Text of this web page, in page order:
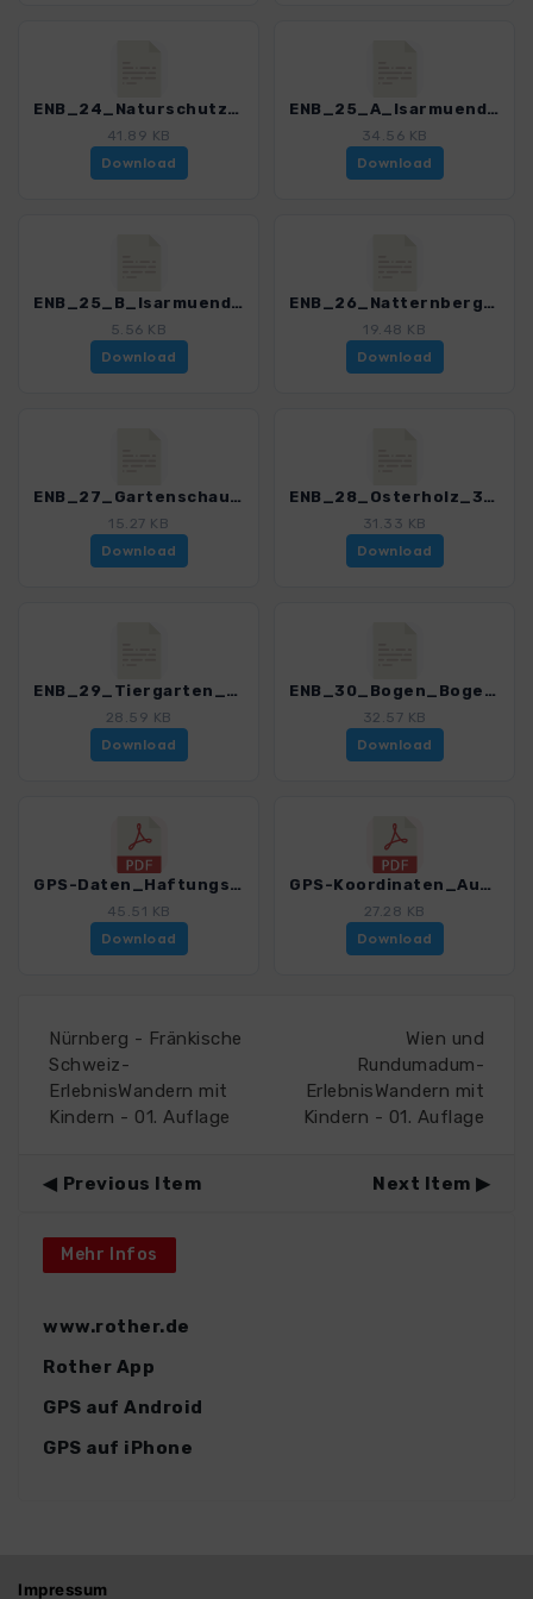
ENB_24_Naturschutzgebiet_Vilsengtal_3191_1.gpx
41.89 KB
Download
ENB_25_A_Isarmuendung_3191_1.gpx
34.56 KB
Download
ENB_25_B_Isarmuendung_3191_1.gpx
5.56 KB
Download
ENB_26_Natternberg_3191_1.gpx
19.48 KB
Download
ENB_27_Gartenschaurundweg_Deggendorf_3191_1.gpx
15.27 KB
Download
ENB_28_Osterholz_3191_1.gpx
31.33 KB
Download
ENB_29_Tiergarten_Straubing_3191_1.gpx
28.59 KB
Download
ENB_30_Bogen_Bogenberg_3191_1.gpx
32.57 KB
Download
GPS-Daten_Haftungsausschluss-Nutzungsbedingungen_WB_Erlebniswandern_Niederbayern_3191_1.pdf
45.51 KB
Download
GPS-Koordinaten_Ausgangspunkte_WB_Erlebniswandern_Niederbayern_3191_1.pdf
27.28 KB
Download
Nürnberg - Fränkische
Schweiz-
ErlebnisWandern mit
Kindern - 01. Auflage
Wien und
Rundumadum-
ErlebnisWandern mit
Kindern - 01. Auflage
Previous Item Next Item
Mehr Infos
www.rother.de
Rother App
GPS auf Android
GPS auf iPhone
Impressum